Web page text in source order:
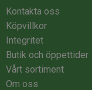
Kontakta oss
Köpvillkor
Integritet
Butik och öppettider
Vårt sortiment
Om oss